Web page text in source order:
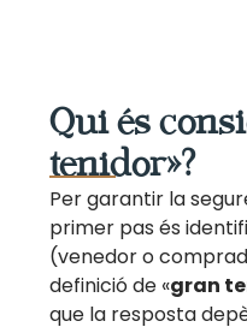
Qui és
tenidor»?
Per garantir la
primer pas és
(venedor o
definició de «gran
que la resposta